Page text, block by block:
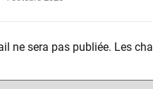
ne sera pas publiée. Les